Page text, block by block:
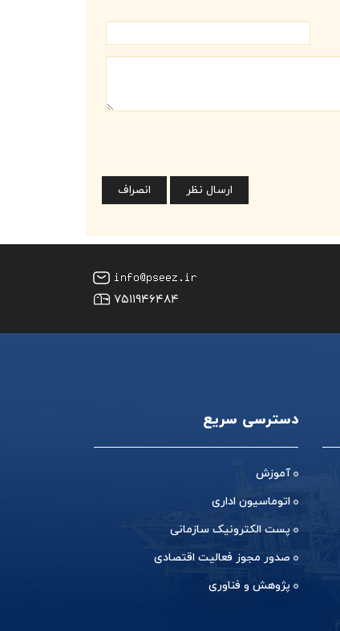
۷۵۱۱۹۴۶۴۸۴
دسترسی سریع
آموزش
اتوماسیون اداری
پست الکترونیک سازمانی
صدور مجوز فعالیت اقتصادی
پژوهش و فناوری